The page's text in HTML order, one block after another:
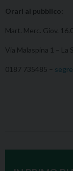
Orari al pubblico:
Mart. Merc. Giov.
Via Malaspina 1 – La
0187 735485 –